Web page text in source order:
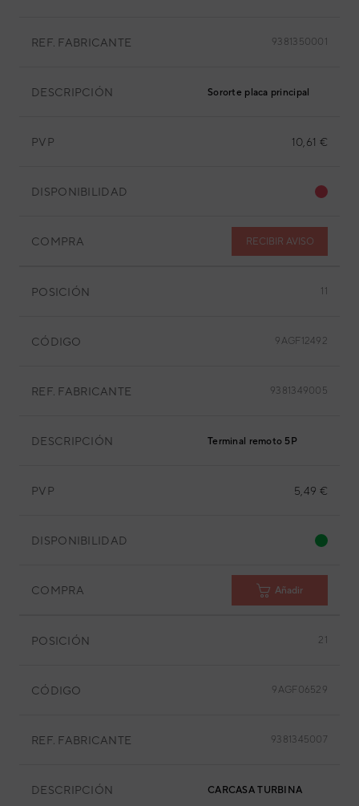
REF. FABRICANTE 9381350001
DESCRIPCIÓN Sororte placa principal
PVP 10,61 €
DISPONIBILIDAD
COMPRA RECIBIR AVISO
POSICIÓN 11
CÓDIGO 9AGF12492
REF. FABRICANTE 9381349005
DESCRIPCIÓN Terminal remoto 5P
PVP 5,49 €
DISPONIBILIDAD
COMPRA Añadir
POSICIÓN 21
CÓDIGO 9AGF06529
REF. FABRICANTE 9381345007
DESCRIPCIÓN CARCASA TURBINA